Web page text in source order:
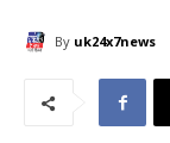
By uk24x7news